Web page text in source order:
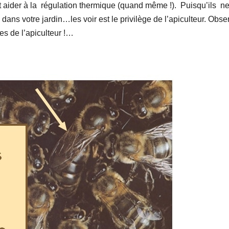
à la régulation thermique (quand même !). Puisqu’ils
votre jardin…les voir est le privilège de l’apiculteur.
de l’apiculteur !…